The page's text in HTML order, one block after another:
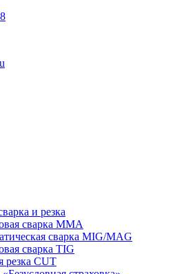
и резка
сварка MMA
сварка MIG/MAG
сварка TIG
резка CUT